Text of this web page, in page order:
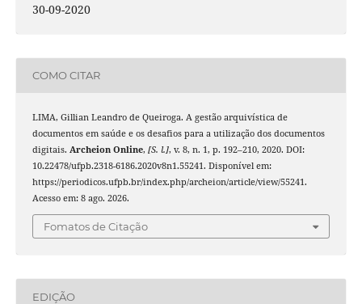
30-09-2020
COMO CITAR
LIMA, Gillian Leandro de Queiroga. A gestão arquivística de
documentos em saúde e os desafios para a utilização dos documentos
digitais. Archeion Online, [S. l.], v. 8, n. 1, p. 192–210, 2020. DOI:
10.22478/ufpb.2318-6186.2020v8n1.55241. Disponível em:
https://periodicos.ufpb.br/index.php/archeion/article/view/55241.
Acesso em: 8 ago. 2026.
Fomatos de Citação
EDIÇÃO